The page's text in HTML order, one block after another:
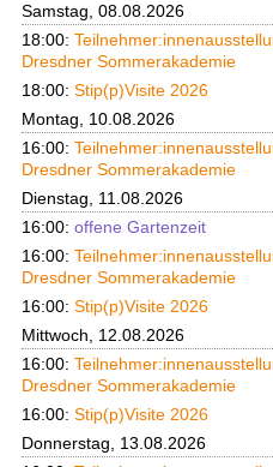
Samstag, 08.08.2026
18:00:
Dresdner Sommerakademie
18:00: Stip(p)Visite 2026
Montag, 10.08.2026
16:00:
Dresdner Sommerakademie
Dienstag, 11.08.2026
16:00: offene Gartenzeit
16:00:
Dresdner Sommerakademie
16:00: Stip(p)Visite 2026
Mittwoch, 12.08.2026
16:00:
Dresdner Sommerakademie
16:00: Stip(p)Visite 2026
Donnerstag, 13.08.2026